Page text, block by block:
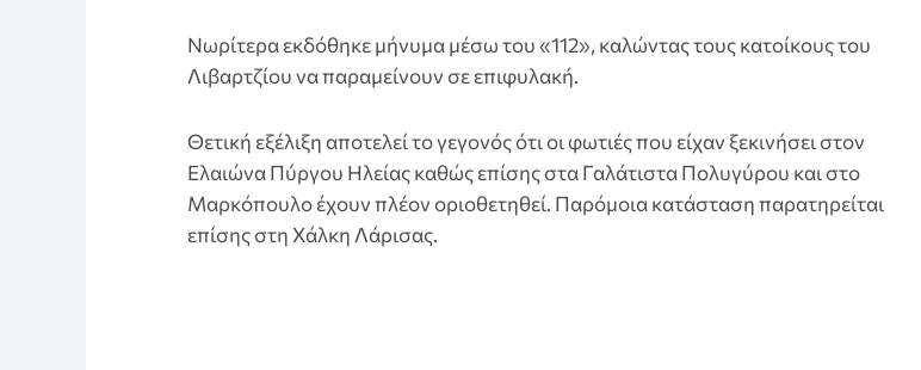
Nωρίτερα εκδόθηκε μήνυμα μέσω του «112», καλώντας τους κατοίκους του
Λιβαρτζίου να παραμείνουν σε επιφυλακή.
Θετική εξέλιξη αποτελεί το γεγονός ότι οι φωτιές που είχαν ξεκινήσει στον
Ελαιώνα Πύργου Ηλείας καθώς επίσης στα Γαλάτιστα Πολυγύρου και στο
Μαρκόπουλο έχουν πλέον οριοθετηθεί. Παρόμοια κατάσταση παρατηρείται
επίσης στη Χάλκη Λάρισας.